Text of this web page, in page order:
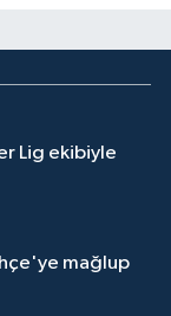
Lig ekibiyle
mağlup